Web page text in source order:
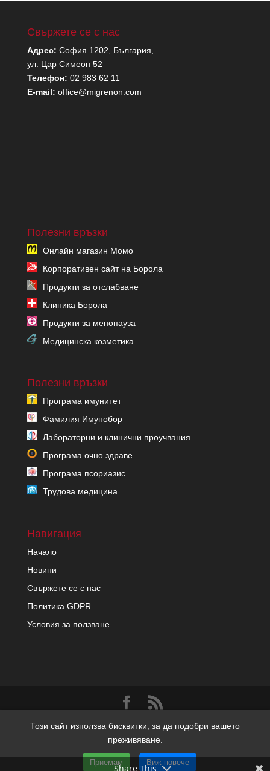
Свържете се с нас
Адрес: София 1202, България,
ул. Цар Симеон 52
Телефон: 02 983 62 11
E-mail: office@migrenon.com
Полезни връзки
Онлайн магазин Момо
Корпоративен сайт на Борола
Продукти за отслабване
Клиника Борола
Продукти за менопауза
Медицинска козметика
Полезни връзки
Програма имунитет
Фамилия Имунобор
Лабораторни и клинични проучвания
Програма очно здраве
Програма псориазис
Трудова медицина
Навигация
Начало
Новини
Свържете се с нас
Политика GDPR
Условия за ползване
Copyright migrenon.com | Всички права запазени | Уеб
дизайн и SEO от Трибест
Share This
Този сайт използва бисквитки, за да подобри вашето
преживяване.
Приемам Виж повече